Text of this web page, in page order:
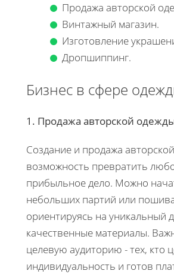
Продажа авторской
Винтажный магазин.
Изготовление
Дропшиппинг.
Бизнес в сфере
1. Продажа авторской
Создание и продажа
возможность превратить
прибыльное дело. Можно
небольших партий или
ориентируясь на уникальный
качественные материалы.
целевую аудиторию - тех, кто
индивидуальность и готов